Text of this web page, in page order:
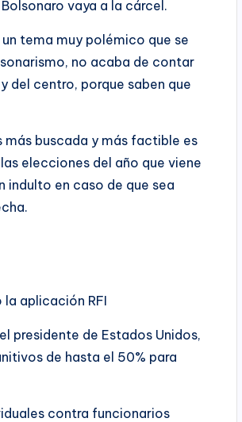
vaya a la cárcel.
tema muy polémico que se
no acaba de contar
del centro, porque saben que
más buscada y más factible es
elecciones del año que viene
indulto en caso de que sea
aplicación RFI
presidente de Estados Unidos,
de hasta el 50% para
contra funcionarios